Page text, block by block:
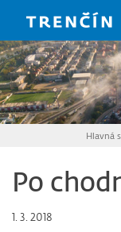
Hlavná
Po
1. 3. 2018